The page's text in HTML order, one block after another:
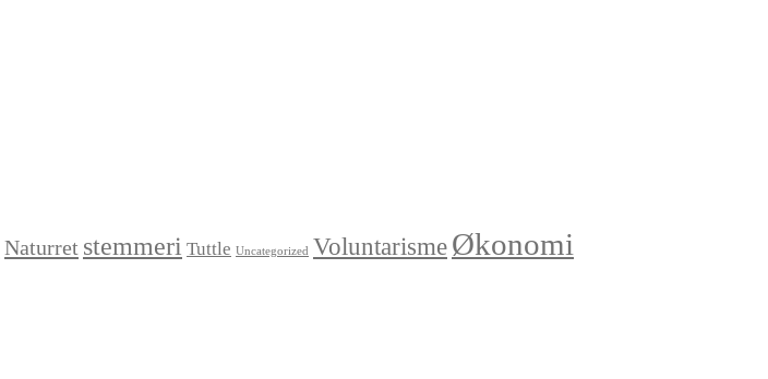
Naturret stemmeri Tuttle Uncategorized VoluntarismeØkonomi